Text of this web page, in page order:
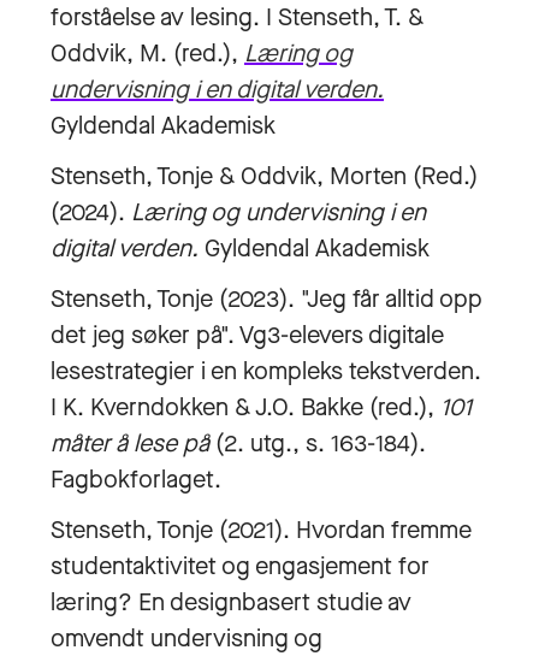
forståelse av lesing. I Stenseth, T. &
Oddvik, M. (red.), Læring og
undervisning i en digital verden.
Gyldendal Akademisk
Stenseth, Tonje & Oddvik, Morten (Red.)
(2024). Læring og undervisning i en
digital verden. Gyldendal Akademisk
Stenseth, Tonje (2023). "Jeg får alltid opp
det jeg søker på". Vg3-elevers digitale
lesestrategier i en kompleks tekstverden.
I K. Kverndokken & J.O. Bakke (red.), 101
måter å lese på(2. utg., s. 163-184).
Fagbokforlaget.
Stenseth, Tonje (2021). Hvordan fremme
studentaktivitet og engasjement for
læring? En designbasert studie av
omvendt undervisning og